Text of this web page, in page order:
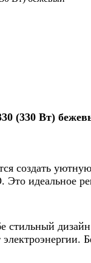
(330 Вт)
создать
идеальное
стильный